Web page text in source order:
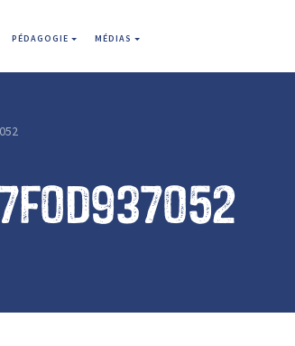
PÉDAGOGIE MÉDIAS